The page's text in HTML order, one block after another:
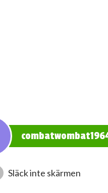
Släck inte skärmen